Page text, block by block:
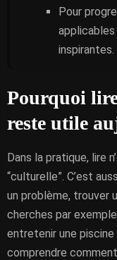
Pour
inspirantes.
Pourquoi
reste utile
Dans la pratique, lire
“culturelle”. C’est
un problème, trouver
cherches par
entretenir une
comprendre